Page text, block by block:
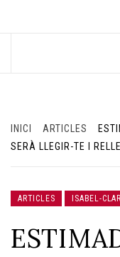
INICI ARTICLES
SERÀ LLEGIR-TE I
ARTICLES ISABEL-